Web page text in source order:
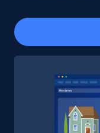
YouTube -
URL, Handle,
image, Name,
Social media